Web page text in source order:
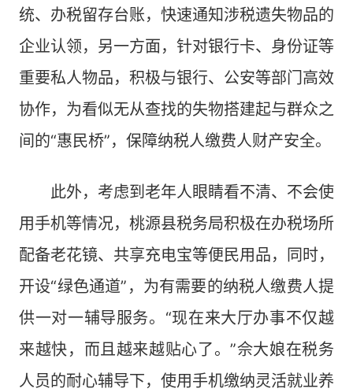
统、办税留存台账，快速通知涉税遗失物品的
企业认领，另一方面，针对银行卡、身份证等
重要私人物品，积极与银行、公安等部门高效
协作，为看似无从查找的失物搭建起与群众之
间的“惠民桥”，保障纳税人缴费人财产安全。
此外，考虑到老年人眼睛看不清、不会使
用手机等情况，桃源县税务局积极在办税场所
配备老花镜、共享充电宝等便民用品，同时，
开设“绿色通道”，为有需要的纳税人缴费人提
供一对一辅导服务。“现在来大厅办事不仅越
来越快，而且越来越贴心了。”佘大娘在税务
人员的耐心辅导下，使用手机缴纳灵活就业养